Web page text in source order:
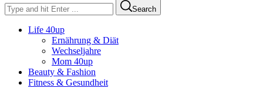
Search
Life 40up
Ernährung & Diät
Wechseljahre
Mom 40up
Beauty & Fashion
Fitness & Gesundheit